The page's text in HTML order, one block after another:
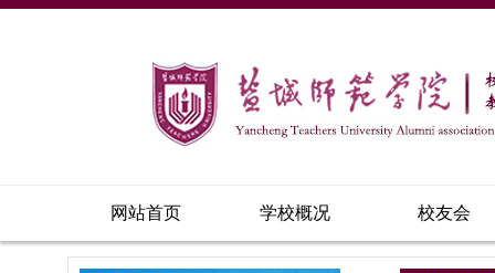
网站首页 学校概况 校友会